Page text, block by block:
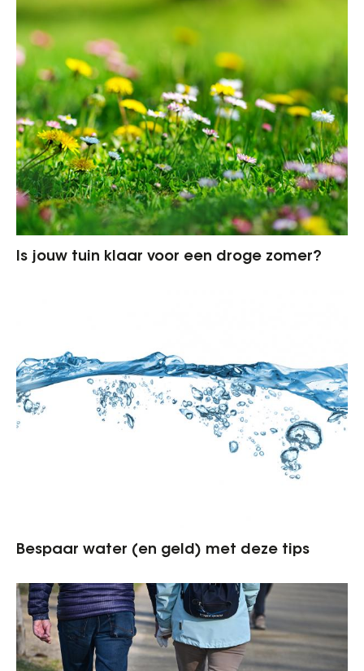
Is jouw tuin klaar voor een droge zomer?
Bespaar water (en geld) met deze tips